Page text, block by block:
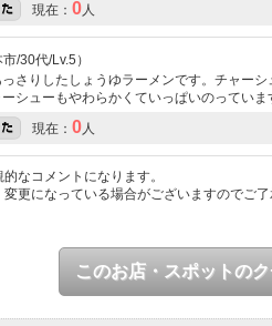
現在： 0人
/30代/Lv.5）
さりしたしょうゆラーメンです。チャー
シューもやわらかくていっぱいのっていま
現在： 0人
なコメントになります。
更になっている場合がございますのでご了
このお店・スポットの